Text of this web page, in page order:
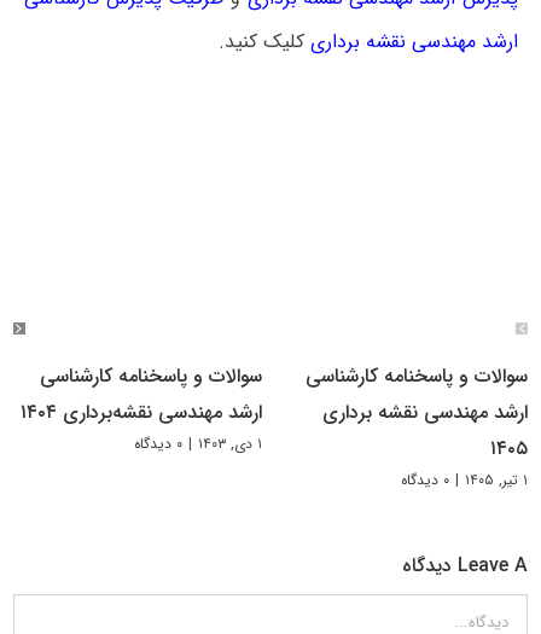
ارشد مهندسی نقشه برداری کلیک کنید.
سوالات و پاسخنامه کارشناسی
ارشد مهندسی نقشه برداری
۱۴۰۵
۱ تیر, ۱۴۰۵ | ۰ دیدگاه
سوالات و پاسخنامه کارشناسی
ارشد مهندسی نقشه‌برداری ۱۴۰۴
۱ دی, ۱۴۰۳ | ۰ دیدگاه
Leave A دیدگاه
دیدگاه